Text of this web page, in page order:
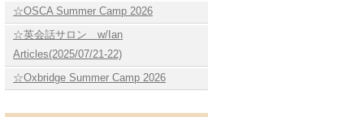
☆OSCA Summer Camp 2026
☆英会話サロン w/Ian
Articles(2025/07/21-22)
☆Oxbridge Summer Camp 2026